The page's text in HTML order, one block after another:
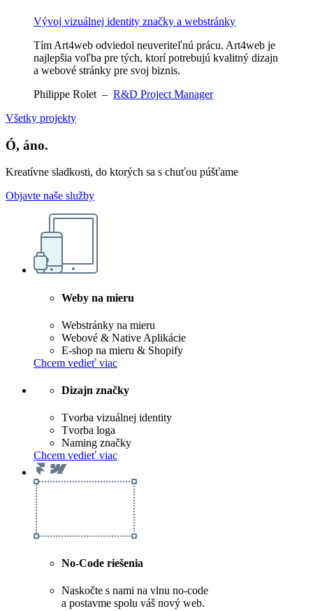
Vývoj vizuálnej identity značky a webstránky
Tím Art4web odviedol neuveriteľnú prácu. Art4web je
najlepšia voľba pre tých, ktorí potrebujú kvalitný dizajn
a webové stránky pre svoj biznis.
Philippe Rolet – R&D Project Manager
Všetky projekty
Ó, áno.
Kreatívne sladkosti, do ktorých sa s chuťou púšťame
Objavte naše služby
Weby na mieru
Webstránky na mieru
Webové & Native Aplikácie
E-shop na mieru & Shopify
Chcem vedieť viac
Dizajn značky
Tvorba vizuálnej identity
Tvorba loga
Naming značky
Chcem vedieť viac
No-Code riešenia
Naskočte s nami na vlnu no-code
a postavme spolu váš nový web.